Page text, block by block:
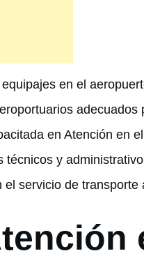
en el
en Atención en
técnicos y
servicio de transporte